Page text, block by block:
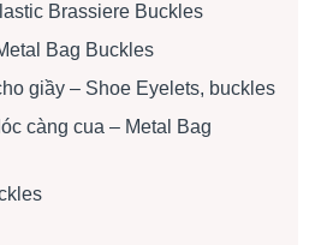
Brassiere Buckles
Bag Buckles
giầy – Shoe Eyelets, buckles
càng cua – Metal Bag